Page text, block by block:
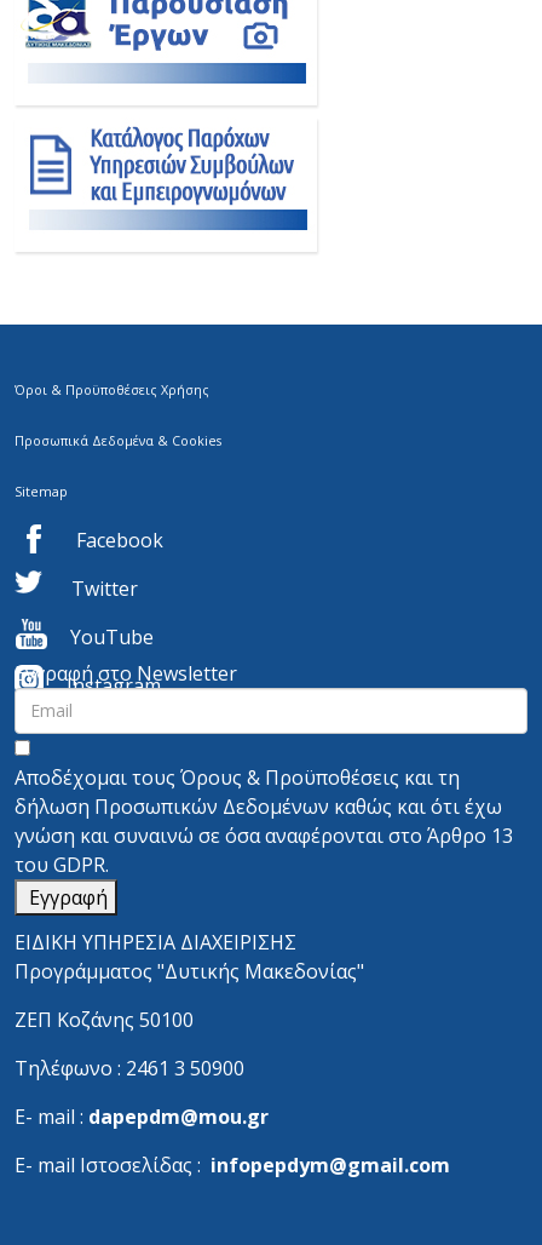
Όροι & Προϋποθέσεις Χρήσης
Προσωπικά Δεδομένα & Cookies
Sitemap
Facebook
Twitter
YouTube
Instagram
Εγγραφή στο Newsletter
Αποδέχομαι τους Όρους & Προϋποθέσεις και τη
δήλωση Προσωπικών Δεδομένων καθώς και ότι έχω
γνώση και συναινώ σε όσα αναφέρονται στο Άρθρο 13
του GDPR.
Εγγραφή
ΕΙΔΙΚΗ ΥΠΗΡΕΣΙΑ ΔΙΑΧΕΙΡΙΣΗΣ
Προγράμματος "Δυτικής Μακεδονίας"
ΖΕΠ Κοζάνης 50100
Τηλέφωνο : 2461 3 50900
Ε- mail : dapepdm@mou.gr
Ε- mail Ιστοσελίδας : infopepdym@gmail.com